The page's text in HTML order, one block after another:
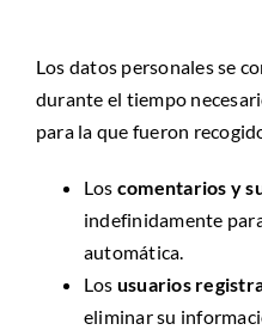
Los datos personales se
durante el tiempo
para la que fueron
Los comentarios y
indefinidamente
automática.
Los usuarios
eliminar su